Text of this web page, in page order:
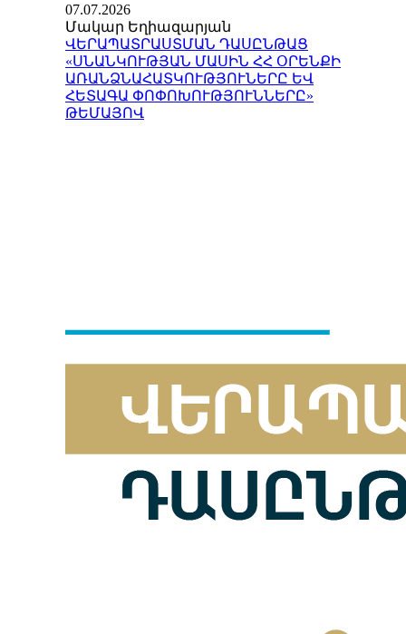
07.07.2026
Մակար Եղիազարյան
ՎԵՐԱՊԱՏՐԱՍՏՄԱՆ ԴԱՍԸՆԹԱՑ
«ՍՆԱՆԿՈՒԹՅԱՆ ՄԱՍԻՆ ՀՀ ՕՐԵՆՔԻ
ԱՌԱՆՁՆԱՀԱՏԿՈՒԹՅՈՒՆԵՐԸ ԵՎ
ՀԵՏԱԳԱ ՓՈՓՈԽՈՒԹՅՈՒՆՆԵՐԸ»
ԹԵՄԱՅՈՎ